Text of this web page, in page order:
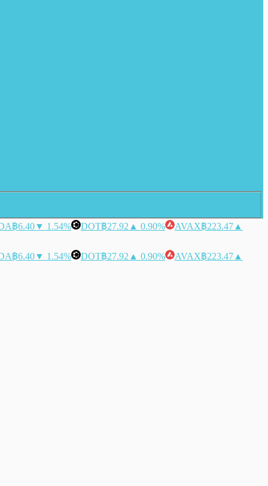
฿6.40▼ 1.54% DOT฿27.92 ▲ 0.90% AVAX฿223.47 ▲
฿6.40▼ 1.54% DOT฿27.92 ▲ 0.90% AVAX฿223.47 ▲